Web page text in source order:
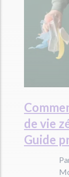
de vie
Guide